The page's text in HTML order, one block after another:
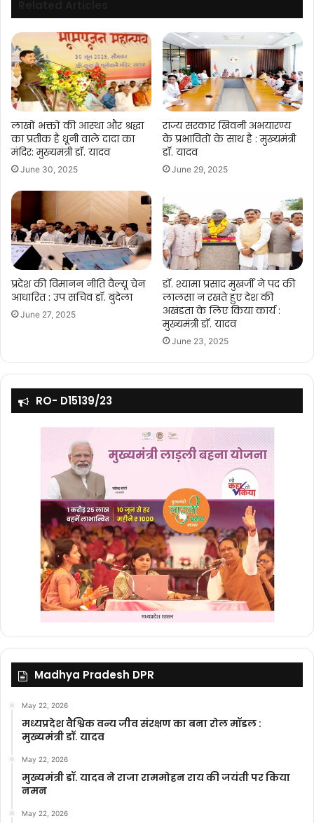
लाखों भक्तों की आस्था और श्रद्धा
का प्रतीक है धूनी वाले दादा का
मंदिर: मुख्यमंत्री डॉ. यादव
June 30, 2025
राज्य सरकार खिवनी अभयारण्य
के प्रभावितों के साथ है : मुख्यमंत्री
डॉ. यादव
June 29, 2025
प्रदेश की विमानन नीति वैल्यू चेन
आधारित : उप सचिव डॉ. बुंदेला
June 27, 2025
डॉ. श्यामा प्रसाद मुखर्जी ने पद की
लालसा न रखते हुए देश की
अखंडता के लिए किया कार्य :
मुख्यमंत्री डॉ. यादव
June 23, 2025
RO- D15139/23
Madhya Pradesh DPR
May 22, 2026
मध्यप्रदेश वैश्विक वन्य जीव संरक्षण का बना रोल मॉडल :
मुख्यमंत्री डॉ. यादव
May 22, 2026
मुख्यमंत्री डॉ. यादव ने राजा राममोहन राय की जयंती पर किया
नमन
May 22, 2026